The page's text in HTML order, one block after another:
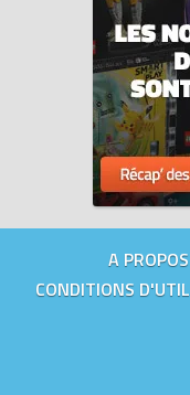
A
CONDITIONS